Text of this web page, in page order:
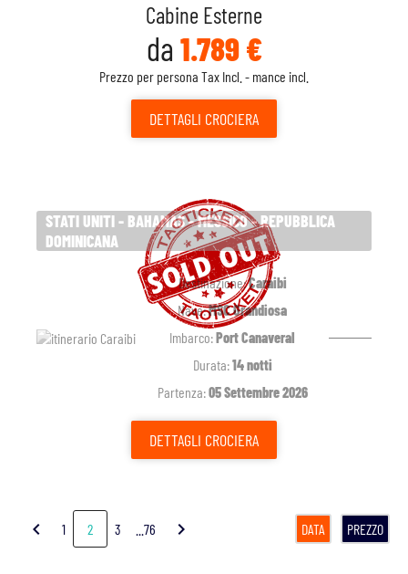
Cabine Esterne
da 1.789 €
Prezzo per persona Tax Incl. - mance incl.
DETTAGLI CROCIERA
STATI UNITI - BAHAMAS - MESSICO - REPUBBLICA
DOMINICANA
Destinazione:Caraibi
Nave:MSC Grandiosa
Imbarco:Port Canaveral
Durata:14 notti
Partenza:05 Settembre 2026
DETTAGLI CROCIERA
chevron_left 1 2 3 ...76 chevron_right DATA PREZZO